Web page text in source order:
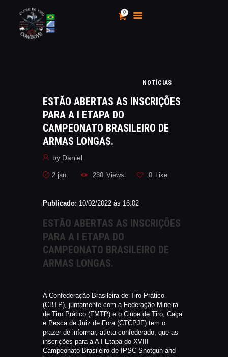
0
CLUBE DE TIRO COWBOYS
CALENDÁRIO E
CAMPEONATOS 2025
INSCRIÇÃO
LOJA
AS VANTAGENS DE SER
APOIO AOS CACS
ÁREA TÉCNICA
CATÁLAGOS
COMPETIÇOES
NORMAS EB
AQUI
RANKING
CERTIFICADO DE CURSOS E
PARTICIPAÇÃO
ESTATUTO
NOTÍCIAS
ESTÃO ABERTAS AS INSCRIÇÕES
PARA A I ETAPA DO
CAMPEONATO BRASILEIRO DE
ARMAS LONGAS.
by Daniel
2 jan. 230 Views 0 Like
Publicado: 10/02/2022 às 16:02
ESTÃO ABERTAS AS INSCRIÇÕES
PARA A I ETAPA DO
CAMPEONATO BRASILEIRO DE
ARMAS LONGAS.
A Confederação Brasileira de Tiro Prático
(CBTP), juntamente com a Federação Mineira
de Tiro Prático (FMTP) e o Clube de Tiro, Caça
e Pesca de Juiz de Fora (CTCPJF) tem o
prazer de informar, atleta confederado, que as
inscrições para a A I Etapa do XVIII
Campeonato Brasileiro de IPSC Shotgun and